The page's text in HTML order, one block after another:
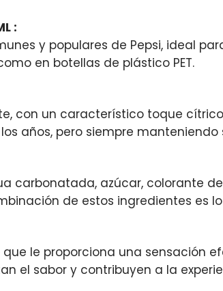
:
y populares de Pepsi, ideal
en botellas de plástico PET.
con un característico toque
años, pero siempre
carbonatada, azúcar, colorante
de estos ingredientes es
le proporciona una sensación
el sabor y contribuyen a la